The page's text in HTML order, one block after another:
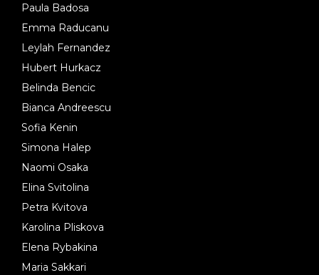
Paula Badosa
Emma Raducanu
Leylah Fernandez
Hubert Hurkacz
Belinda Bencic
Bianca Andreescu
Sofia Kenin
Simona Halep
Naomi Osaka
Elina Svitolina
Petra Kvitova
Karolina Pliskova
Elena Rybakina
Maria Sakkari